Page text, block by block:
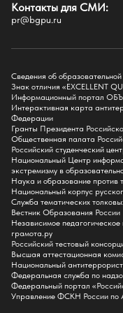
Факультет педагогики и
Факультет физической
Подготовительное
Поступление
Приемная комиссия
Поступай в БГПУ
Специальности и
Списки поступающих
Приказы о зачислении
Полезные материалы
Общежитие
Информация о целевом
Обркредит в СПО
Бакалавриат
Магистратура
Аспирантура
СПО
Правила приема на
Правила приема на
Правила приема на СПО
Обучение
Контакты для СМИ:
pr@bgpu.ru
Сведения об
Знак отличия «EXCELLENT
Информационный портал
Интерактивная карта
Федерации
Гранты Президента
Общественная палата
Российский студенческий
Национальный Центр
экстремизму в
Наука и образование против
Национальный корпус
Служба тематических
Вестник Образования России
Независимое
грамота.ру
Российский тестовый
Высшая аттестационная
Национальный
Федеральная служба по
Федеральный портал
Управление ФСКН России по